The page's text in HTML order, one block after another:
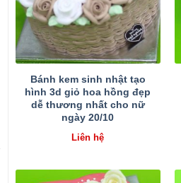
Bánh kem sinh nhật tạo
hình 3d giỏ hoa hồng đẹp
dễ thương nhất cho nữ
ngày 20/10
Liên hệ